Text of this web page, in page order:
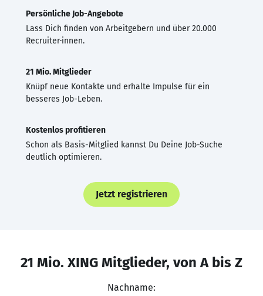
Persönliche Job-Angebote
Lass Dich finden von Arbeitgebern und über 20.000
Recruiter·innen.
21 Mio. Mitglieder
Knüpf neue Kontakte und erhalte Impulse für ein
besseres Job-Leben.
Kostenlos profitieren
Schon als Basis-Mitglied kannst Du Deine Job-Suche
deutlich optimieren.
Jetzt registrieren
21 Mio. XING Mitglieder, von A bis Z
Nachname: